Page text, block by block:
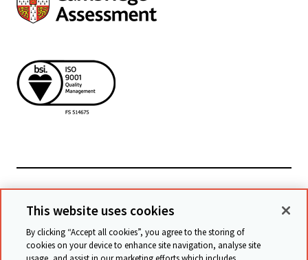
Powiązane witryny
This website uses cookies
By clicking “Accept all cookies”, you agree to the storing of
cookies on your device to enhance site navigation, analyse site